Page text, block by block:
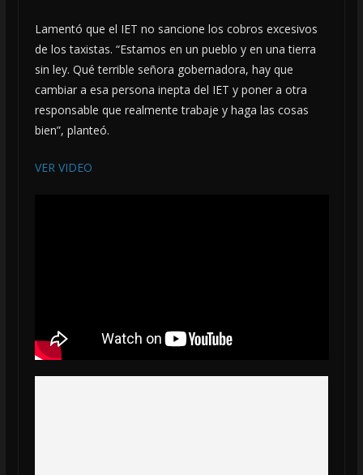
Lamentó que el IET no sancione los cobros excesivos
de los taxistas. “Estamos en un pueblo y en una tierra
sin ley. Qué terrible señora gobernadora, hay que
cambiar a esa persona inepta del IET y poner a otra
responsable que realmente trabaje y haga las cosas
bien”, planteó.
VER VIDEO